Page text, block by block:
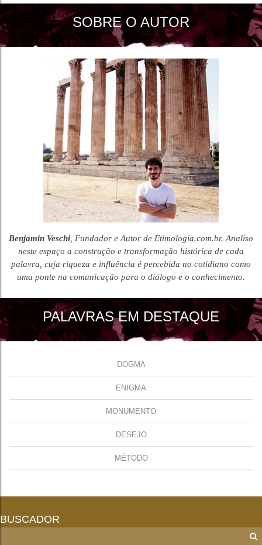
SOBRE O AUTOR
Benjamin Veschi , Fundador e Autor de Etimologia.com.br. Analiso
neste espaço a construção e transformação histórica de cada
palavra, cuja riqueza e influência é percebida no cotidiano como
uma ponte na comunicação para o diálogo e o conhecimento.
PALAVRAS EM DESTAQUE
DOGMA
ENIGMA
MONUMENTO
DESEJO
MÉTODO
BUSCADOR